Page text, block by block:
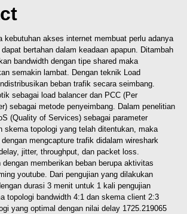
kebutuhan akses internet membuat perlu adanya
bertahan dalam keadaan apapun. Ditambah
bandwidth dengan tipe shared maka
semakin lambat. Dengan teknik Load
beban trafik secara seimbang.
sebagai load balancer dan PCC (Per
sebagai metode penyeimbang. Dalam penelitian
(Quality of Services) sebagai parameter
skema topologi yang telah ditentukan, maka
mengcapture trafik didalam wireshark
jitter, throughput, dan packet loss.
dengan memberikan beban berupa aktivitas
youtube. Dari pengujian yang dilakukan
durasi 3 menit untuk 1 kali pengujian
topologi bandwidth 4:1 dan skema client 2:3
yang optimal dengan nilai delay 1725.219065